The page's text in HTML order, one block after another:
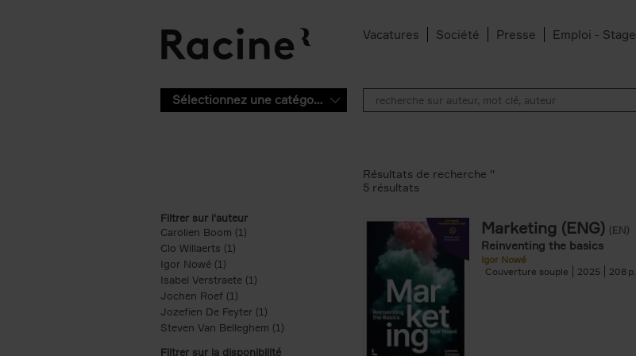
Vacatures Société Presse Emploi - Stage
Sélectionnez une catégorie
Filtrer sur l'auteur
Carolien Boom (1)
Clo Willaerts (1)
Igor Nowé (1)
Isabel Verstraete (1) Apply Isabel Verstraete filter
Jochen Roef (1)
Jozefien De Feyter (1) Apply Jozefien De Feyter filter
Steven Van Belleghem (1) Apply Steven Van Belleghem filter
Filtrer sur la disponibilité
Résultats de recherche ''
5 résultats
Marketing (ENG) (EN)
Reinventing the basics
Igor Nowé
Couverture souple
2025 208